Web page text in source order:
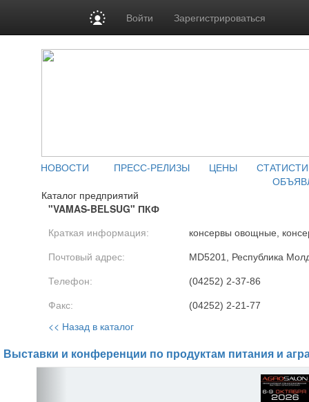
Войти Зарегистрироваться
НОВОСТИ ПРЕСС-РЕЛИЗЫ ЦЕНЫ
Каталог предприятий
"VAMAS-BELSUG" ПКФ
Краткая информация: консервы овощные,
Почтовый адрес: MD5201, Республика
Телефон: (04252) 2-37-86
Факс: (04252) 2-21-77
<< Назад в каталог
Выставки и конференции по продуктам питания и